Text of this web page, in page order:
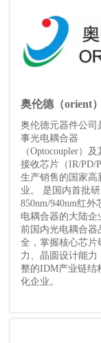
奥伦德（orient）
奥伦德元器件公司
事光电耦合器
（Optocoupler）及
接收芯片（IR/PD/
生产销售的国家高
业。 是国内首批
850nm/940nm红外
电耦合器的大陆企
前国内光电耦合器
全，掌握核心芯片
力、晶圆设计能力
整的IDM产业链结
化企业。